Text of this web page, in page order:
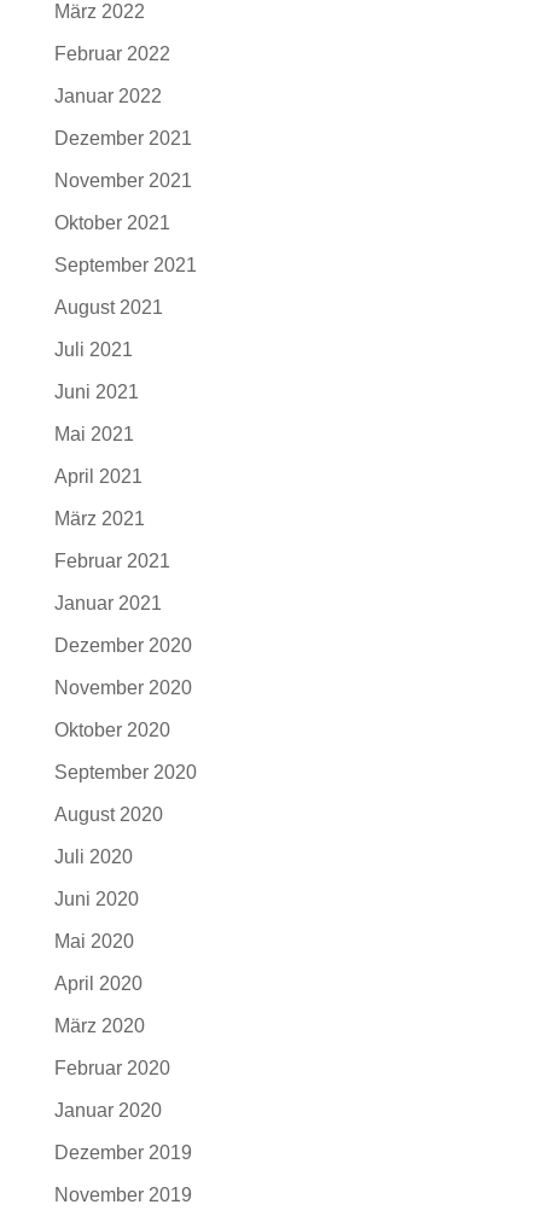
März 2022
Februar 2022
Januar 2022
Dezember 2021
November 2021
Oktober 2021
September 2021
August 2021
Juli 2021
Juni 2021
Mai 2021
April 2021
März 2021
Februar 2021
Januar 2021
Dezember 2020
November 2020
Oktober 2020
September 2020
August 2020
Juli 2020
Juni 2020
Mai 2020
April 2020
März 2020
Februar 2020
Januar 2020
Dezember 2019
November 2019